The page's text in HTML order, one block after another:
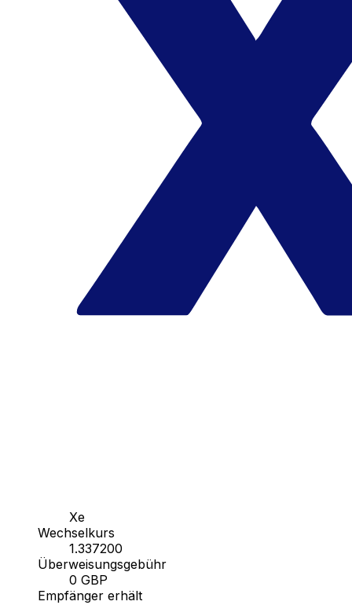
Xe
Wechselkurs
1.337200
Überweisungsgebühr
0 GBP
Empfänger erhält